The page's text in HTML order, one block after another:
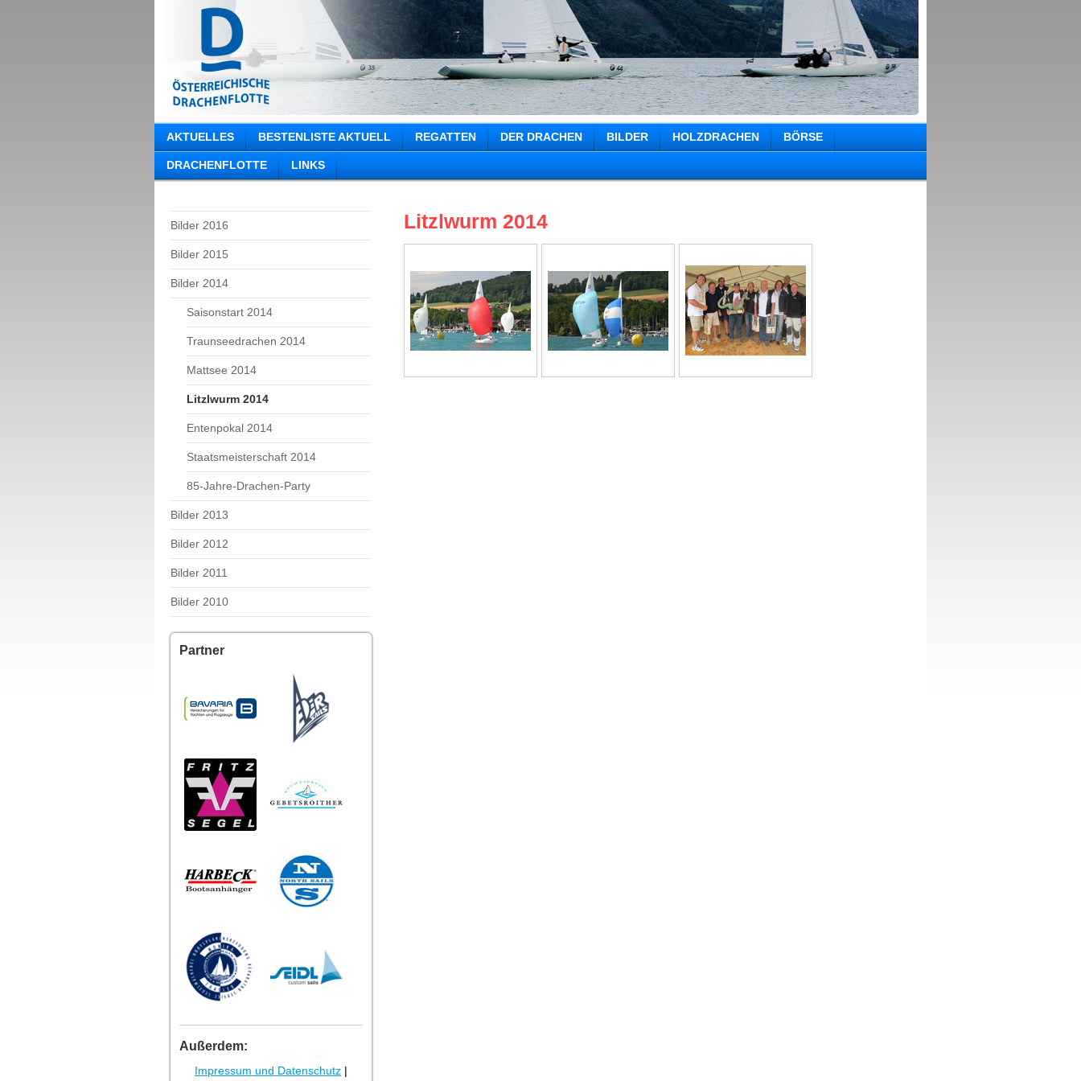
AKTUELLES BESTENLISTE AKTUELL REGATTEN DER DRACHEN BILDER HOLZDRACHEN BÖRSE
DRACHENFLOTTE LINKS
Bilder 2016
Bilder 2015
Bilder 2014
Saisonstart 2014
Traunseedrachen 2014
Mattsee 2014
Litzlwurm 2014
Entenpokal 2014
Staatsmeisterschaft 2014
85-Jahre-Drachen-Party
Bilder 2013
Bilder 2012
Bilder 2011
Bilder 2010
Partner
Außerdem:
Impressum und Datenschutz |
Litzlwurm 2014